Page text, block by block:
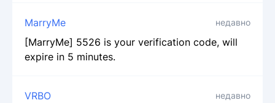
MarryMe недавно
[MarryMe] 5526 is your verification code, will
expire in 5 minutes.
VRBO недавно